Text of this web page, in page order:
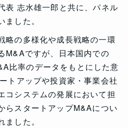
表 志水雄一郎と共に、パネル
した。
略の多様化や成長戦略の一環
M&Aですが、日本国内での
比率のデータをもとにした意
トアップや投資家・事業会社
コシステムの発展において担
らスタートアップM&Aについ
した。